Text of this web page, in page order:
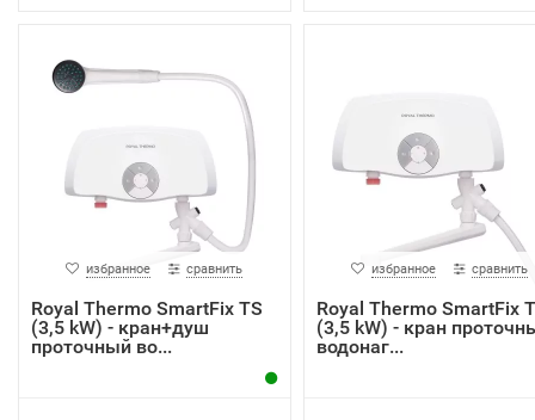
избранное сравнить
Royal Thermo SmartFix TS
(3,5 kW) - кран+душ
проточный во...
избранное сравнить
Royal Thermo SmartFix T
(3,5 kW) - кран
водонаг...